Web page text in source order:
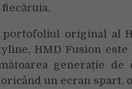
original al
HMD Fusion
generație de
un ecran spart,